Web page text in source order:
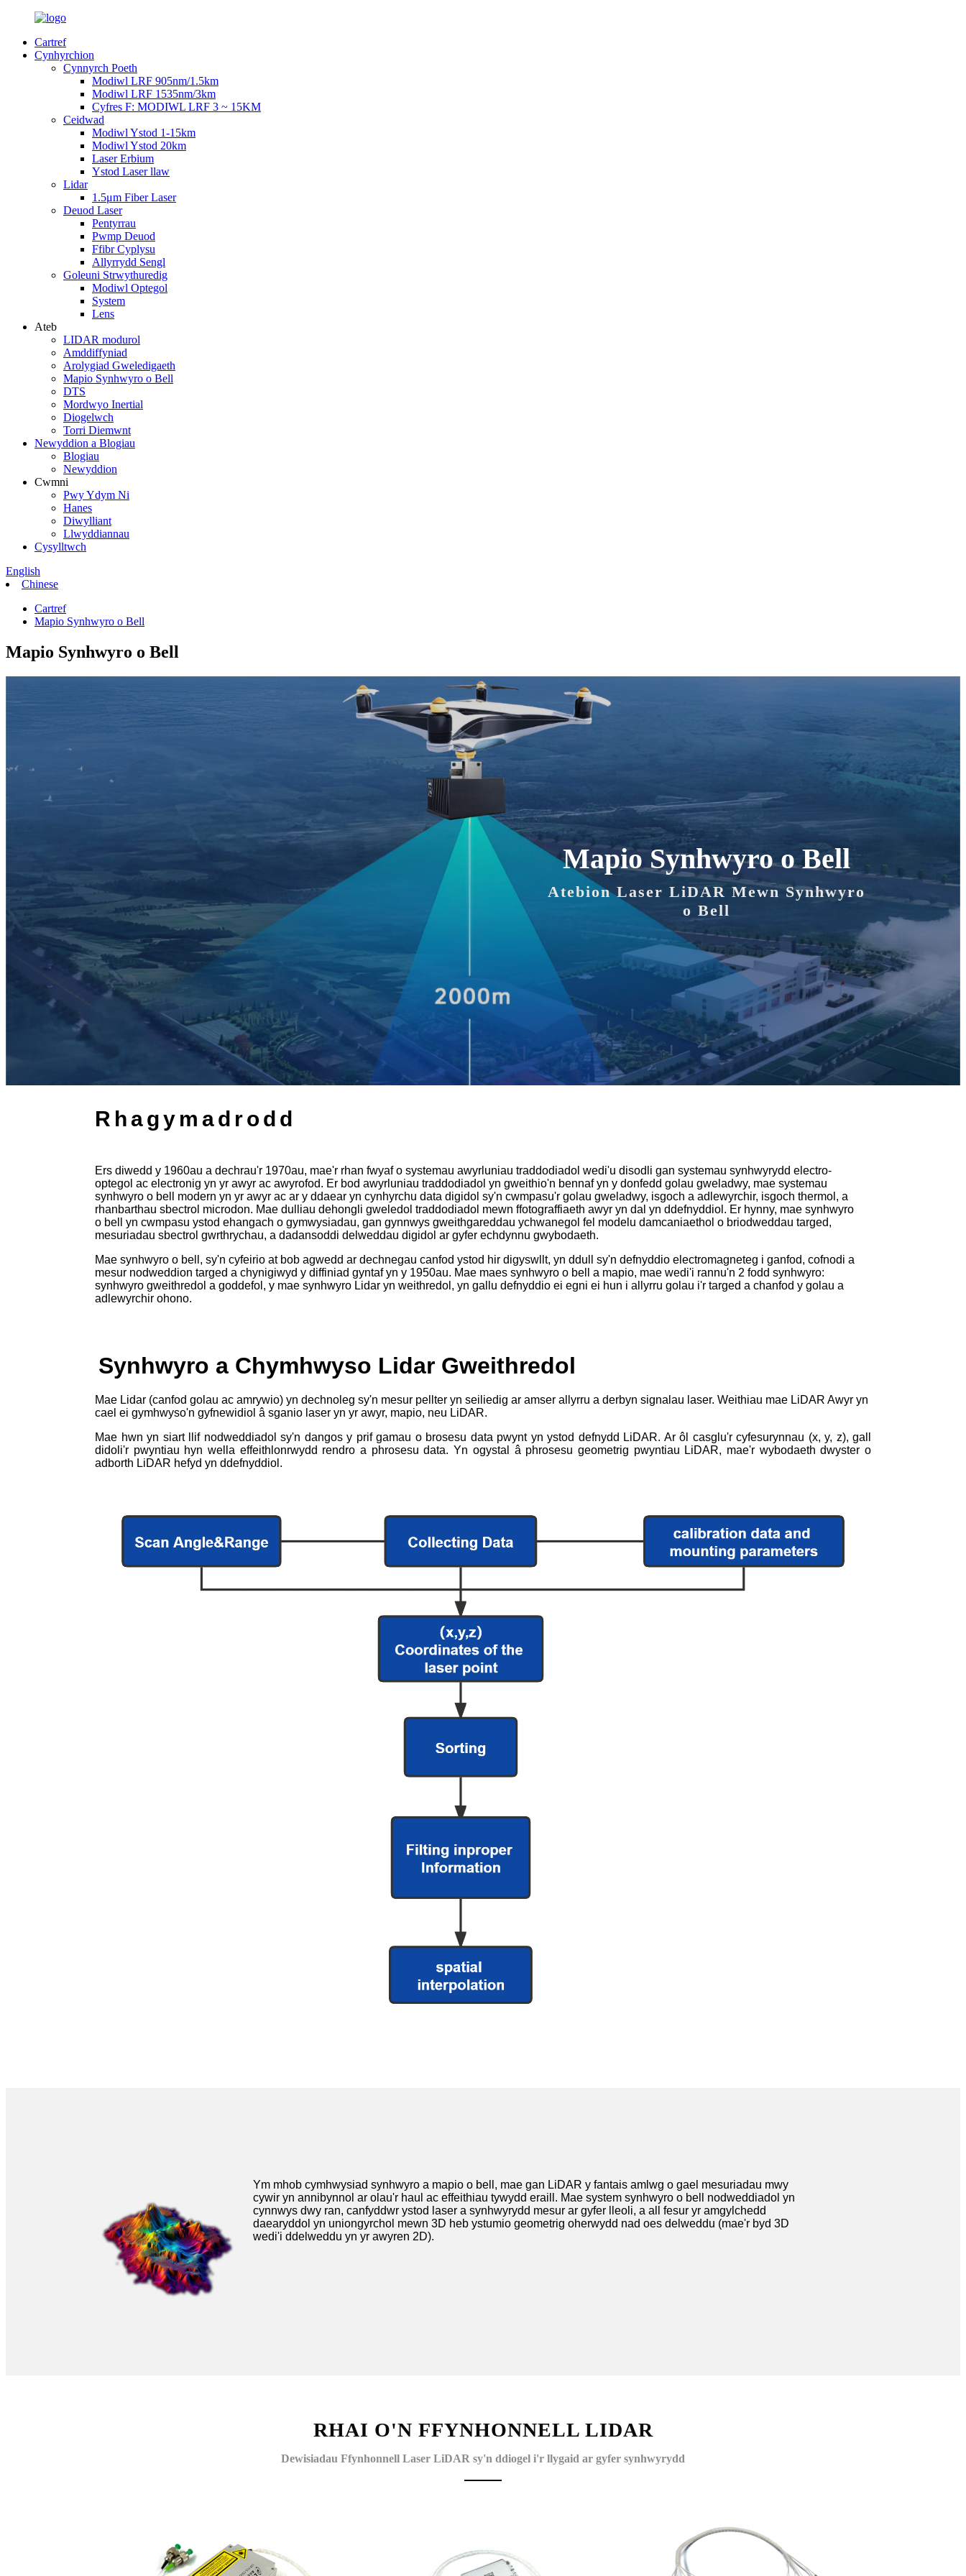
Cartref
Cynhyrchion
Cynnyrch Poeth
Modiwl LRF 905nm/1.5km
Modiwl LRF 1535nm/3km
Cyfres F: MODIWL LRF 3 ~ 15KM
Ceidwad
Modiwl Ystod 1-15km
Modiwl Ystod 20km
Laser Erbium
Ystod Laser llaw
Lidar
1.5μm Fiber Laser
Deuod Laser
Pentyrrau
Pwmp Deuod
Ffibr Cyplysu
Allyrrydd Sengl
Goleuni Strwythuredig
Modiwl Optegol
System
Lens
Ateb
LIDAR modurol
Amddiffyniad
Arolygiad Gweledigaeth
Mapio Synhwyro o Bell
DTS
Mordwyo Inertial
Diogelwch
Torri Diemwnt
Newyddion a Blogiau
Blogiau
Newyddion
Cwmni
Pwy Ydym Ni
Hanes
Diwylliant
Llwyddiannau
Cysylltwch
English
Chinese
Cartref
Mapio Synhwyro o Bell
Mapio Synhwyro o Bell
Mapio Synhwyro o Bell
Atebion Laser LiDAR Mewn Synhwyro
o Bell
Rhagymadrodd
Ers diwedd y 1960au a dechrau'r 1970au, mae'r rhan fwyaf o systemau awyrluniau traddodiadol wedi'u disodli gan systemau synhwyrydd electro-
optegol ac electronig yn yr awyr ac awyrofod. Er bod awyrluniau traddodiadol yn gweithio'n bennaf yn y donfedd golau gweladwy, mae systemau
synhwyro o bell modern yn yr awyr ac ar y ddaear yn cynhyrchu data digidol sy'n cwmpasu'r golau gweladwy, isgoch a adlewyrchir, isgoch thermol, a
rhanbarthau sbectrol microdon. Mae dulliau dehongli gweledol traddodiadol mewn ffotograffiaeth awyr yn dal yn ddefnyddiol. Er hynny, mae synhwyro
o bell yn cwmpasu ystod ehangach o gymwysiadau, gan gynnwys gweithgareddau ychwanegol fel modelu damcaniaethol o briodweddau targed,
mesuriadau sbectrol gwrthrychau, a dadansoddi delweddau digidol ar gyfer echdynnu gwybodaeth.
Mae synhwyro o bell, sy'n cyfeirio at bob agwedd ar dechnegau canfod ystod hir digyswllt, yn ddull sy'n defnyddio electromagneteg i ganfod, cofnodi a
mesur nodweddion targed a chynigiwyd y diffiniad gyntaf yn y 1950au. Mae maes synhwyro o bell a mapio, mae wedi'i rannu'n 2 fodd synhwyro:
synhwyro gweithredol a goddefol, y mae synhwyro Lidar yn weithredol, yn gallu defnyddio ei egni ei hun i allyrru golau i'r targed a chanfod y golau a
adlewyrchir ohono.
Synhwyro a Chymhwyso Lidar Gweithredol
Mae Lidar (canfod golau ac amrywio) yn dechnoleg sy'n mesur pellter yn seiliedig ar amser allyrru a derbyn signalau laser. Weithiau mae LiDAR Awyr yn
cael ei gymhwyso'n gyfnewidiol â sganio laser yn yr awyr, mapio, neu LiDAR.
Mae hwn yn siart llif nodweddiadol sy'n dangos y prif gamau o brosesu data pwynt yn ystod defnydd LiDAR. Ar ôl casglu'r cyfesurynnau (x, y, z), gall
didoli'r pwyntiau hyn wella effeithlonrwydd rendro a phrosesu data. Yn ogystal â phrosesu geometrig pwyntiau LiDAR, mae'r wybodaeth dwyster o
adborth LiDAR hefyd yn ddefnyddiol.
Ym mhob cymhwysiad synhwyro a mapio o bell, mae gan LiDAR y fantais amlwg o gael mesuriadau mwy
cywir yn annibynnol ar olau'r haul ac effeithiau tywydd eraill. Mae system synhwyro o bell nodweddiadol yn
cynnwys dwy ran, canfyddwr ystod laser a synhwyrydd mesur ar gyfer lleoli, a all fesur yr amgylchedd
daearyddol yn uniongyrchol mewn 3D heb ystumio geometrig oherwydd nad oes delweddu (mae'r byd 3D
wedi'i ddelweddu yn yr awyren 2D).
RHAI O'N FFYNHONNELL LIDAR
Dewisiadau Ffynhonnell Laser LiDAR sy'n ddiogel i'r llygaid ar gyfer synhwyrydd